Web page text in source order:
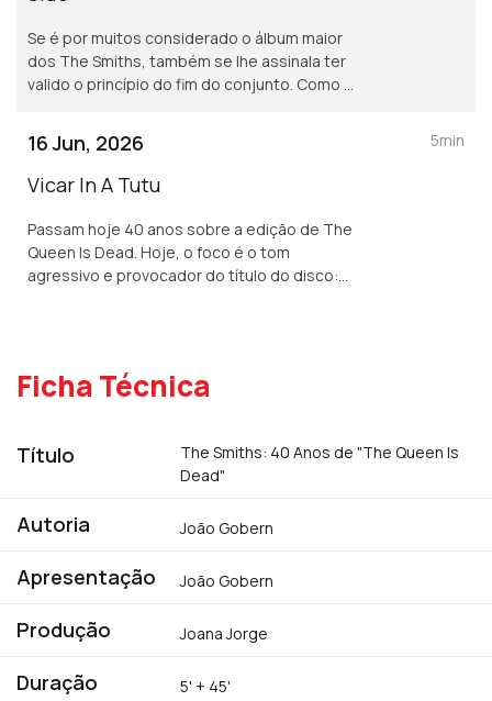
Se é por muitos considerado o álbum maior
dos The Smiths, também se lhe assinala ter
valido o princípio do fim do conjunto. Como é
16 Jun, 2026
Vicar In A Tutu
Passam hoje 40 anos sobre a edição de The
Queen Is Dead. Hoje, o foco é o tom
agressivo e provocador do título do disco:
5min
Ficha Técnica
Título
The Smiths: 40 Anos de "The Queen Is
Dead"
Autoria João Gobern
Apresentação João Gobern
Produção Joana Jorge
Duração 5' + 45'